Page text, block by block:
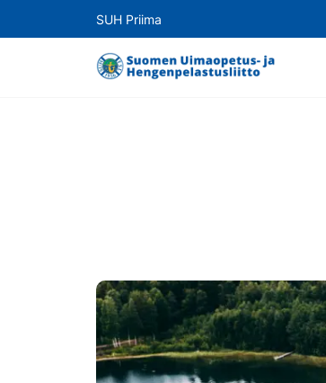
SUH Priima